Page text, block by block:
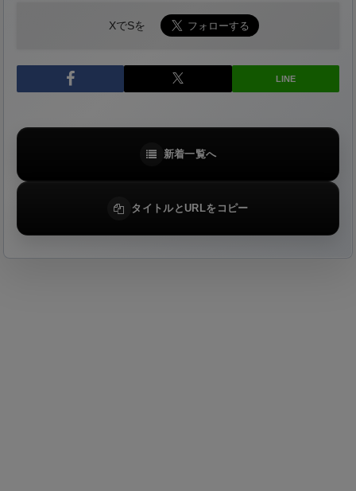
XでSを
LINE
新着一覧へ
タイトルとURLをコピー